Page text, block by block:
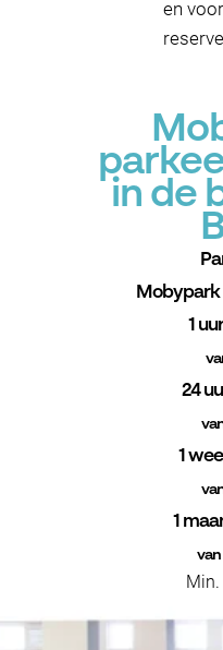
en
in de
1
24
1
1
van